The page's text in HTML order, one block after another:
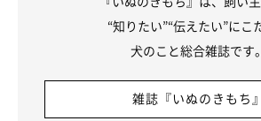
“知りたい”“伝えたい”にこ
犬のこと総合雑誌です。
雑誌『いぬのきもち』